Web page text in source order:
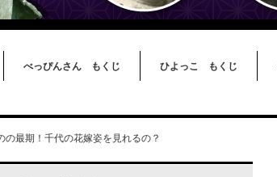
べっぴんさん もくじ ひよっこ もくじ
最期！千代の花嫁姿を見れるの？